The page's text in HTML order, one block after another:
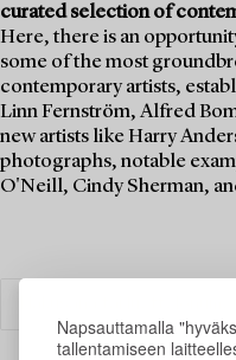
Napsauttamalla
tallentamiseen
curated selection of
Here, there is an
some of the most
contemporary artists,
Linn Fernström, Alfred
new artists like Harry
photographs, notable
O'Neill, Cindy Sherman,